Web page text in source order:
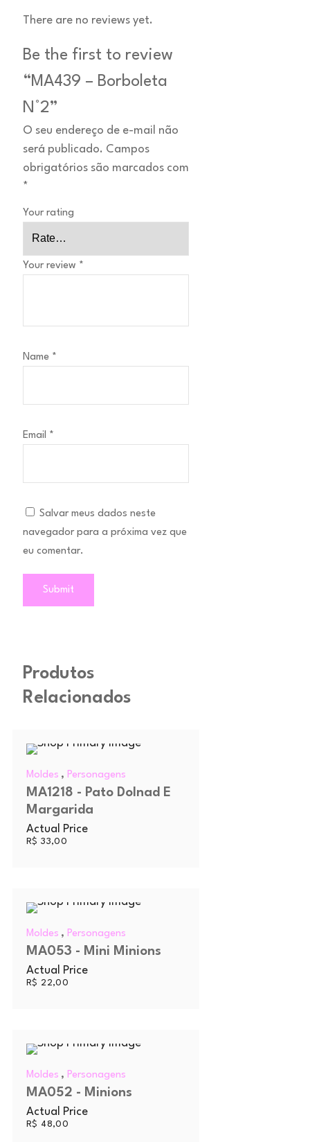
There are no reviews yet.
Be the first to review
“MA439 – Borboleta
N°2”
O seu endereço de e-mail não
será publicado. Campos
obrigatórios são marcados com
*
Your rating
Your review *
Name *
Email *
Salvar meus dados neste
navegador para a próxima vez que
eu comentar.
Produtos
Relacionados
Moldes , Personagens
MA1218 - Pato Dolnad E
Margarida
Actual Price
R$ 33,00
Moldes , Personagens
MA053 - Mini Minions
Actual Price
R$ 22,00
Moldes , Personagens
MA052 - Minions
Actual Price
R$ 48,00